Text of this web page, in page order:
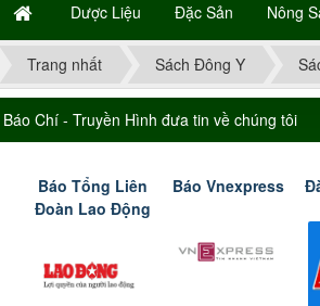
Dược Liệu Đặc Sản Nông
Trang nhất Sách Đông Y
Báo Chí - Truyền Hình đưa tin về chúng tôi
Báo Tổng Liên
Đoàn Lao Động
Báo Vnexpress